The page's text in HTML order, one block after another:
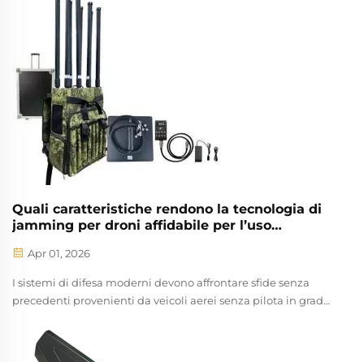
aeronautiche critiche, rendendo necessarie contromisure
avanzate per proteggere passeggeri, aeromobili e
operazioni. Un dispositivo di jamming per droni rappresenta
un componente fondamentale dei sistemi di sicurezza
aeroportuali completi, fornendo una protezione in tempo
reale contro intrusioni non autorizzate di droni che
potrebbero interrompere le operazioni di volo o costituire un
pericolo per la sicurezza di aeromobili e personale.
Quali caratteristiche rendono la tecnologia di
jamming per droni affidabile per l’uso
Apr 01, 2026
I sistemi di difesa moderni devono affrontare sfide senza
precedenti provenienti da veicoli aerei senza pilota in grado
di sorveglianza o consegnare carichi pericolosi. L'emergere
di sofisticate tecnologie di disturbo per droni è diventato...